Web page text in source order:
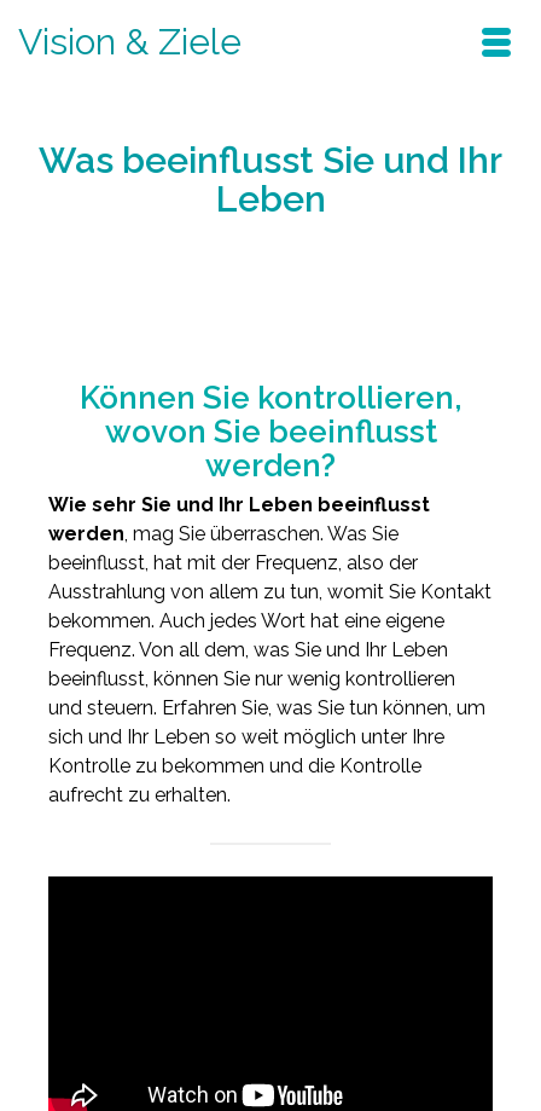
Vision & Ziele
Was beeinflusst Sie und Ihr
Leben
Können Sie kontrollieren,
wovon Sie beeinflusst
werden?
Wie sehr Sie und Ihr Leben beeinflusst
werden, mag Sie überraschen. Was Sie
beeinflusst, hat mit der Frequenz, also der
Ausstrahlung von allem zu tun, womit Sie Kontakt
bekommen. Auch jedes Wort hat eine eigene
Frequenz. Von all dem, was Sie und Ihr Leben
beeinflusst, können Sie nur wenig kontrollieren
und steuern. Erfahren Sie, was Sie tun können, um
sich und Ihr Leben so weit möglich unter Ihre
Kontrolle zu bekommen und die Kontrolle
aufrecht zu erhalten.